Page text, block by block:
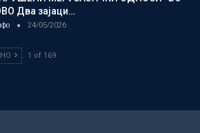
Два зајаци…
24/05/2026
1 of 169